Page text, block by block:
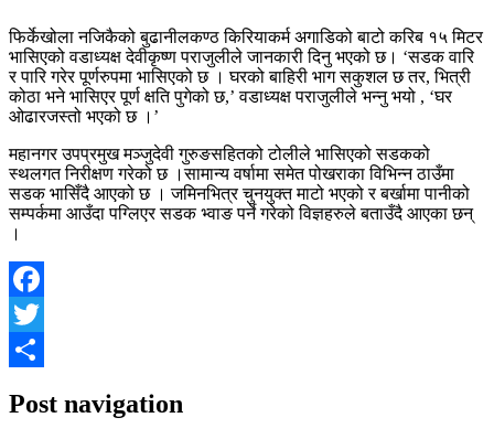
फिर्केखोला नजिकैको बुढानीलकण्ठ किरियाकर्म अगाडिको बाटो करिब १५ मिटर
भासिएको वडाध्यक्ष देवीकृष्ण पराजुलीले जानकारी दिनु भएको छ। ‘सडक वारि
र पारि गरेर पूर्णरुपमा भासिएको छ । घरको बाहिरी भाग सकुशल छ तर, भित्री
कोठा भने भासिएर पूर्ण क्षति पुगेको छ,’ वडाध्यक्ष पराजुलीले भन्नु भयो , ‘घर
ओढारजस्तो भएको छ ।’
महानगर उपप्रमुख मञ्जुदेवी गुरुङसहितको टोलीले भासिएको सडकको
स्थलगत निरीक्षण गरेको छ ।सामान्य वर्षामा समेत पोखराका विभिन्न ठाउँमा
सडक भासिँदै आएको छ । जमिनभित्र चुनयुक्त माटो भएको र बर्खामा पानीको
सम्पर्कमा आउँदा पग्लिएर सडक भ्वाङ पर्ने गरेको विज्ञहरुले बताउँदै आएका छन्
।
Facebook
Twitter
Post navigation